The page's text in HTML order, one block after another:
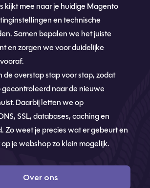
kijkt mee naar je huidige Magento
en technische
Samen bepalen we het juiste
en zorgen we voor duidelijke
de overstap stap voor stap, zodat
naar de nieuwe
Daarbij letten we op
SSL, databases, caching en
Zo weet je precies wat er gebeurt en
je webshop zo klein mogelijk.
Over ons